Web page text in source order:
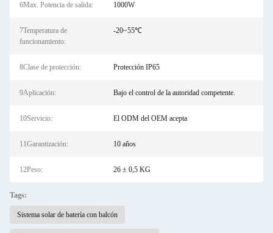
6Max. Potencia de salida: 1000W
7Temperatura de
funcionamiento:
-20~55℃
8Clase de protección: Protección IP65
9Aplicación: Bajo el control de la autoridad competente.
10Servicio: El ODM del OEM acepta
11Garantización: 10 años
12Peso: 26 ± 0,5 KG
Tags:
Sistema solar de batería con balcón